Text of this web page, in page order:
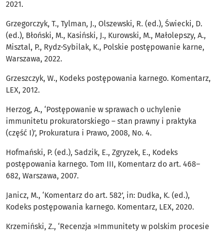
2021.
Grzegorczyk, T., Tylman, J., Olszewski, R. (ed.), Świecki, D.
(ed.), Błoński, M., Kasiński, J., Kurowski, M., Małolepszy, A.,
Misztal, P., Rydz-Sybilak, K., Polskie postępowanie karne,
Warszawa, 2022.
Grzeszczyk, W., Kodeks postępowania karnego. Komentarz,
LEX, 2012.
Herzog, A., ‘Postępowanie w sprawach o uchylenie
immunitetu prokuratorskiego – stan prawny i praktyka
(część I)’, Prokuratura i Prawo, 2008, No. 4.
Hofmański, P. (ed.), Sadzik, E., Zgryzek, E., Kodeks
postępowania karnego. Tom III, Komentarz do art. 468–
682, Warszawa, 2007.
Janicz, M., ‘Komentarz do art. 582’, in: Dudka, K. (ed.),
Kodeks postępowania karnego. Komentarz, LEX, 2020.
Krzemiński, Z., ‘Recenzja »Immunitety w polskim procesie